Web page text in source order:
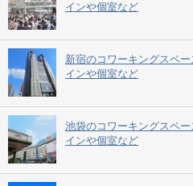
インや個室など
新宿のコワーキングスペ
インや個室など
池袋のコワーキングスペ
インや個室など